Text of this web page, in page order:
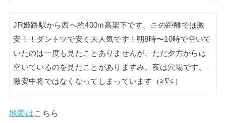
JR姫路駅から西へ約400m高架下です。この距離では激
安！！ダントツで安く大人気です！朝8時〜10時で空いて
いたのは一度も見たことありませんが、ただ夕方からは
空いているのを見たことがありますみ。夜は穴場です。
激安中将ではなくなってしまっています（≧∇≦）
地図はこちら